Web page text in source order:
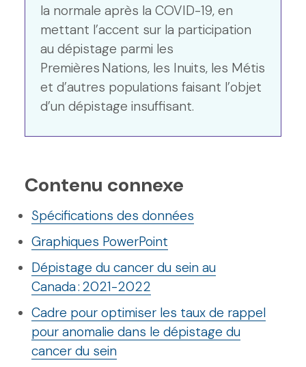
la normale après la COVID-19, en
mettant l’accent sur la participation
au dépistage parmi les
Premières Nations, les Inuits, les Métis
et d’autres populations faisant l’objet
d’un dépistage insuffisant.
Contenu connexe
Spécifications des données
Graphiques PowerPoint
Dépistage du cancer du sein au
Canada: 2021-2022
Cadre pour optimiser les taux de rappel
pour anomalie dans le dépistage du
cancer du sein